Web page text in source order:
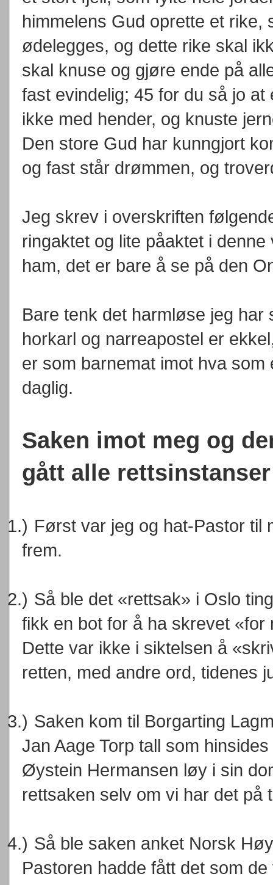
himmelens Gud oprette et rike,
ødelegges, og dette rike skal
skal knuse og gjøre ende på
fast evindelig; 45 for du så jo
ikke med hender, og knuste
Den store Gud har kunngjort
og fast står drømmen, og
Jeg skrev i overskriften
ringaktet og lite påaktet i
ham, det er bare å se på den
Bare tenk det harmløse jeg har
horkarl og narreapostel er
er som barnemat imot hva
daglig.
Saken imot meg og
gått alle
1.) Først var jeg og hat-Pastor til
frem.
2.) Så ble det «rettsak» i Oslo
fikk en bot for å ha skrevet «for
Dette var ikke i siktelsen å
retten, med andre ord, tidenes
3.) Saken kom til Borgarting
Jan Aage Torp tall som
Øystein Hermansen løy i sin
rettsaken selv om vi har det på
4.) Så ble saken anket Norsk
Pastoren hadde fått det som de